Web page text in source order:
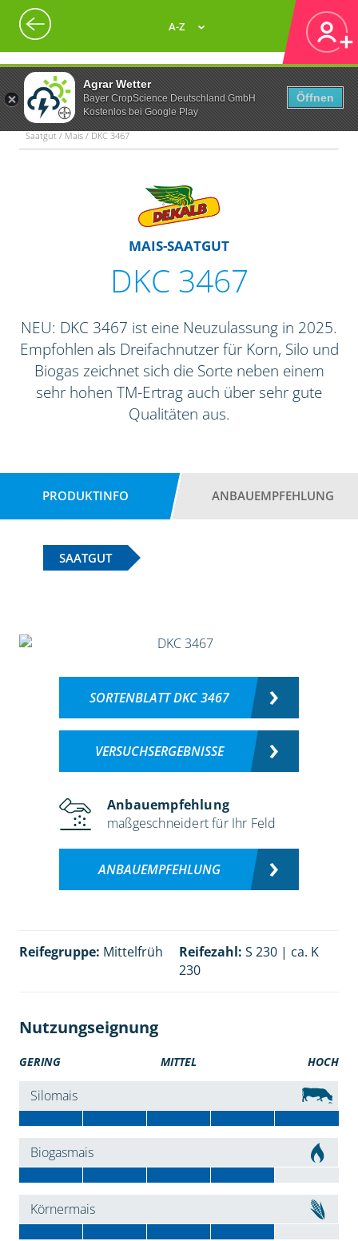
Agrar Wetter
Bayer CropScience Deutschland GmbH
Kostenlos bei Google Play
Öffnen
A-Z
Saatgut / Mais / DKC 3467
MAIS-SAATGUT
DKC 3467
NEU: DKC 3467 ist eine Neuzulassung in 2025.
Empfohlen als Dreifachnutzer für Korn, Silo und
Biogas zeichnet sich die Sorte neben einem
sehr hohen TM-Ertrag auch über sehr gute
Qualitäten aus.
PRODUKTINFO ANBAUEMPFEHLUNG
SAATGUT
SORTENBLATT DKC 3467
VERSUCHSERGEBNISSE
Anbauempfehlung
maßgeschneidert für Ihr Feld
ANBAUEMPFEHLUNG
Reifegruppe: Mittelfrüh Reifezahl: S 230 | ca. K
230
Nutzungseignung
GERING MITTEL HOCH
Silomais
Biogasmais
Körnermais